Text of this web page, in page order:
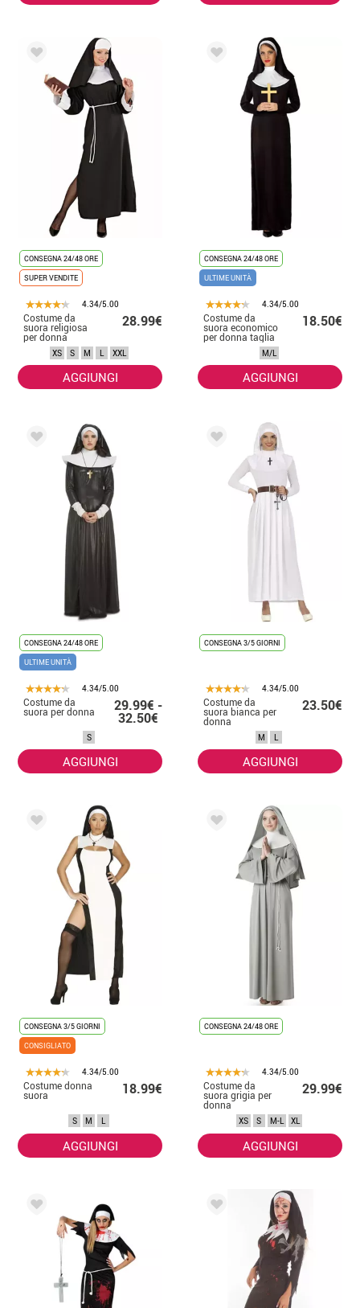
CONSEGNA 24/48 ORE
SUPER VENDITE
4.34/5.00
Costume da
suora religiosa
per donna
28.99€
XS S M L XXL
AGGIUNGI
CONSEGNA 24/48 ORE
ULTIME UNITÀ
4.34/5.00
Costume da
suora economico
per donna taglia
ML
18.50€
M/L
AGGIUNGI
CONSEGNA 24/48 ORE
ULTIME UNITÀ
4.34/5.00
Costume da
suora per donna 29.99€ -
32.50€
S
AGGIUNGI
CONSEGNA 3/5 GIORNI
4.34/5.00
Costume da
suora bianca per
donna
23.50€
M L
AGGIUNGI
CONSEGNA 3/5 GIORNI
CONSIGLIATO
4.34/5.00
Costume donna
suora 18.99€
S M L
AGGIUNGI
CONSEGNA 24/48 ORE
4.34/5.00
Costume da
suora grigia per
donna
29.99€
XS S M-L XL
AGGIUNGI